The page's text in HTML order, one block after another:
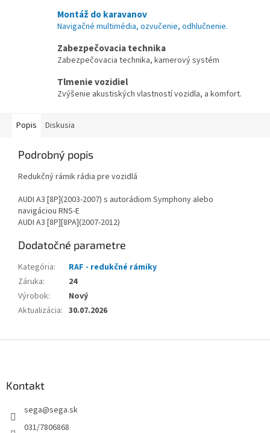
Montáž do karavanov
Navigačné multimédia, ozvučenie, odhlučnenie.
Zabezpečovacia technika
Zabezpečovacia technika, kamerový systém
Tlmenie vozidiel
Zvýšenie akustiských vlastností vozidla, a komfort.
Popis Diskusia
Podrobný popis
Redukčný rámik rádia pre vozidlá
AUDI A3 [8P](2003-2007) s autorádiom Symphony alebo
navigáciou RNS-E
AUDI A3 [8P][8PA](2007-2012)
Dodatočné parametre
Kategória:
RAF - redukčné rámiky
Záruka:
24
Výrobok:
Nový
Aktualizácia: 30.07.2026
Kontakt
sega@sega.sk
031/7806868